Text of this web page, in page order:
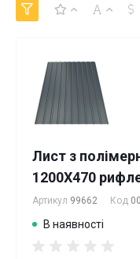
Лист з
1200Х470
Артикул 99662 Код
В наявності